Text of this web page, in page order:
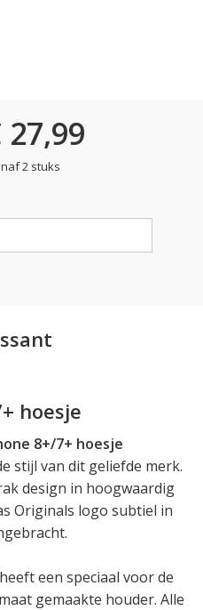
27,99
2 stuks
hoesje
8+/7+ hoesje
stijl van dit geliefde merk.
design in hoogwaardig
Originals logo subtiel in
een speciaal voor de
gemaakte houder. Alle